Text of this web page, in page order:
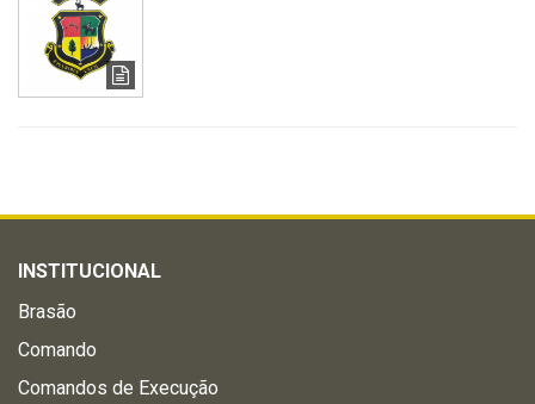
INSTITUCIONAL
Brasão
Comando
Comandos de Execução